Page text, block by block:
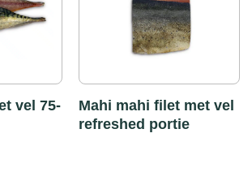
vel 75-
Mahi mahi filet met vel
refreshed portie